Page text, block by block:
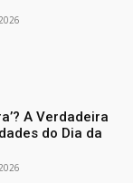
A Verdadeira
do Dia da